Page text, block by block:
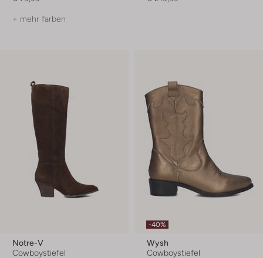
+ mehr farben
Notre-V
Cowboystiefel
-40%
Wysh
Cowboystiefel